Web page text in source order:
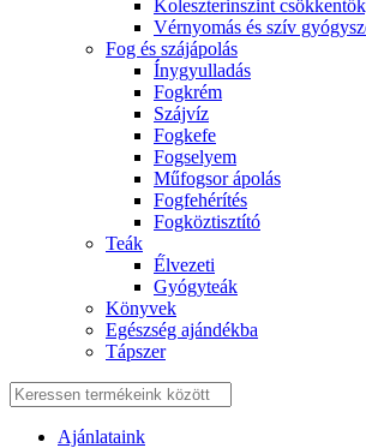
Koleszterinszint
Vérnyomás és szív
Fog és szájápolás
Í́nygyulladás
Fogkrém
Szájvíz
Fogkefe
Fogselyem
Műfogsor ápolás
Fogfehérítés
Fogköztisztító
Teák
É́lvezeti
Gyógyteák
Könyvek
Egészség ajándékba
Tápszer
Ajánlataink